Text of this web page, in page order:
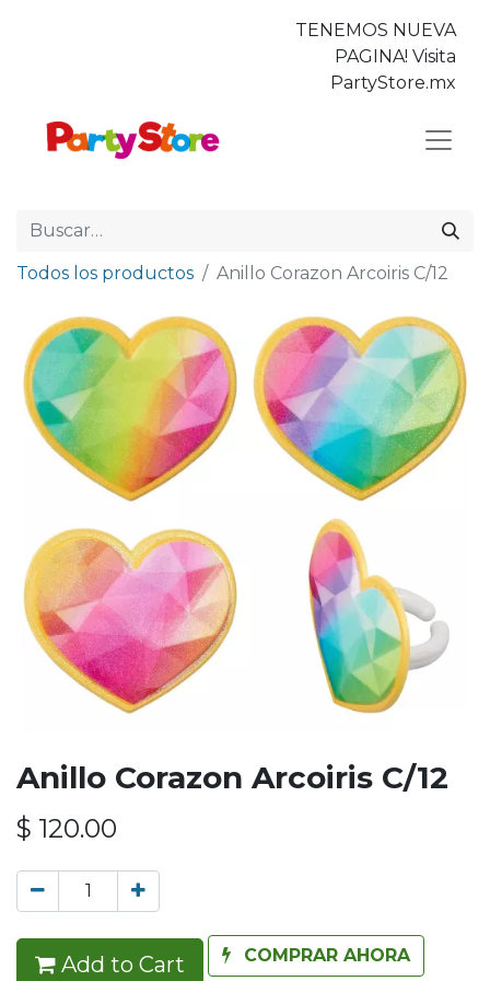
TENEMOS NUEVA
PAGINA! Visita
PartyStore.mx
Todos los productos Anillo Corazon Arcoiris C/12
Anillo Corazon Arcoiris C/12
$ 120.00
Add to Cart COMPRAR AHORA